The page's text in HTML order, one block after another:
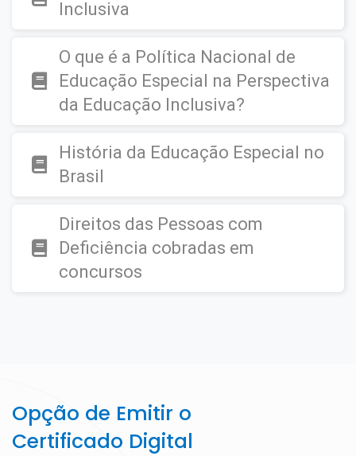
Inclusiva
O que é a Política Nacional de
Educação Especial na Perspectiva
da Educação Inclusiva?
História da Educação Especial no
Brasil
Direitos das Pessoas com
Deficiência cobradas em
concursos
Opção de Emitir o
Certificado Digital